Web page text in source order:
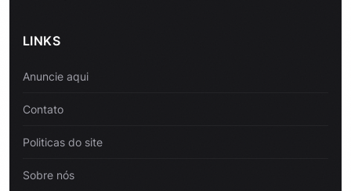
LINKS
Anuncie aqui
Contato
Politicas do site
Sobre nós